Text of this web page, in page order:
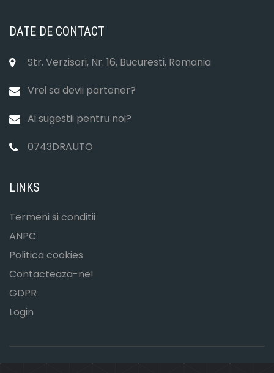
DATE DE CONTACT
Str. Verzisori, Nr. 16, Bucuresti, Romania
Vrei sa devii partener?
Ai sugestii pentru noi?
0743DRAUTO
LINKS
Termeni si conditii
ANPC
Politica cookies
Contacteaza-ne!
GDPR
Login